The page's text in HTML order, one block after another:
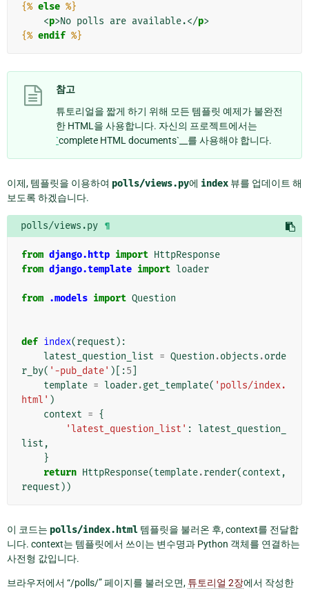
{% else %}
<p>No polls are available.</p>
{% endif %}
참고
튜토리얼을 짧게 하기 위해 모든 템플릿 예제가 불완전
한 HTML을 사용합니다. 자신의 프로젝트에서는
`complete HTML documents`__를 사용해야 합니다.
이제, 템플릿을 이용하여 polls/views.py에 index 뷰를 업데이트 해
보도록 하겠습니다.
polls/views.py ¶
from django.http import HttpResponse
from django.template import loader
from .models import Question
def index(request ):
latest_question_list = Question .objects .orde
r_by( '-pub_date' )[:5
template = loader.get_template( 'polls/index.
html' )
context = {
'latest_question_list' :
latest_question_
list ,
}
return HttpResponse(template.render(context ,
request ))
이 코드는 polls/index.html 템플릿을 불러온 후, context를 전달합
니다. context는 템플릿에서 쓰이는 변수명과 Python 객체를 연결하는
사전형 값입니다.
브라우저에서 “/polls/” 페이지를 불러오면, 튜토리얼 2장에서 작성한